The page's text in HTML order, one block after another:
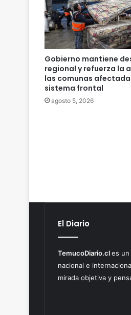
Gobierno mantiene
regional y refuerza la
las comunas
sistema frontal
agosto 5, 2026
El Diario
TemucoDiario.cles un
nacional e
mirada objetiva y